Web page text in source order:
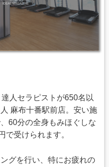
人セラピストが650名以
麻布十番駅前店。安い施
60分の全身もみほぐしな
で受けられます。
グを行い、特にお疲れの